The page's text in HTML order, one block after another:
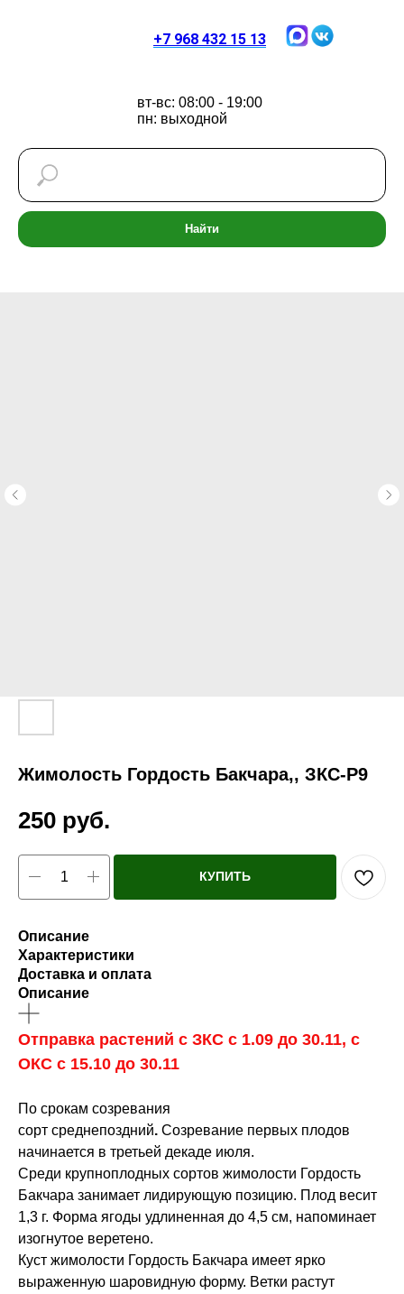
+7 968 432 15 13
вт-вс: 08:00 - 19:00
пн: выходной
Найти
Жимолость Гордость Бакчара,, ЗКС-P9
250 руб.
КУПИТЬ
Описание
Характеристики
Доставка и оплата
Описание
Отправка растений с ЗКС с 1.09 до 30.11, с
ОКС с 15.10 до 30.11
По срокам созревания
сорт среднепоздний. Созревание первых плодов
начинается в третьей декаде июля.
Среди крупноплодных сортов жимолости Гордость
Бакчара занимает лидирующую позицию. Плод весит
1,3 г. Форма ягоды удлиненная до 4,5 см, напоминает
изогнутое веретено.
Куст жимолости Гордость Бакчара имеет ярко
выраженную шаровидную форму. Ветки растут